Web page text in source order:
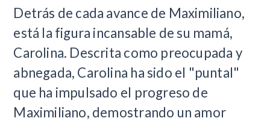
Detrás de cada avance de Maximiliano,
está la figura incansable de su mamá,
Carolina. Descrita como preocupada y
abnegada, Carolina ha sido el "puntal"
que ha impulsado el progreso de
Maximiliano, demostrando un amor